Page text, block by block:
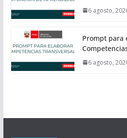
6 agosto,
Prompt para
6 agosto,